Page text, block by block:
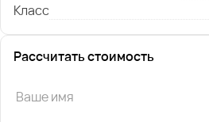
Класс
Рассчитать стоимость